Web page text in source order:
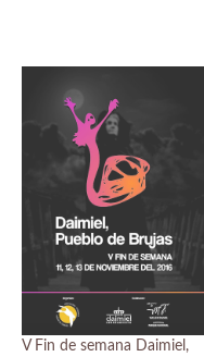
V Fin de semana Daimiel,